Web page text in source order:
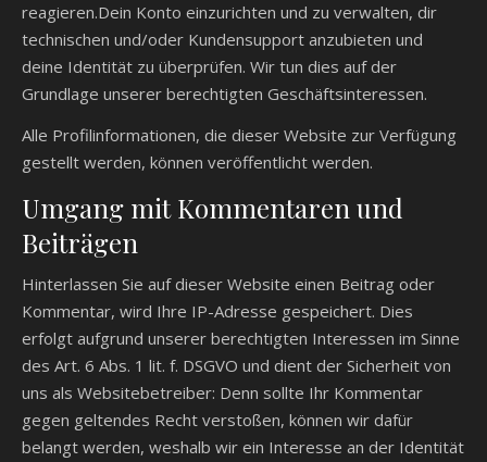
reagieren.Dein Konto einzurichten und zu verwalten, dir
technischen und/oder Kundensupport anzubieten und
deine Identität zu überprüfen. Wir tun dies auf der
Grundlage unserer berechtigten Geschäftsinteressen.
Alle Profilinformationen, die dieser Website zur Verfügung
gestellt werden, können veröffentlicht werden.
Umgang mit Kommentaren und
Beiträgen
Hinterlassen Sie auf dieser Website einen Beitrag oder
Kommentar, wird Ihre IP-Adresse gespeichert. Dies
erfolgt aufgrund unserer berechtigten Interessen im Sinne
des Art. 6 Abs. 1 lit. f. DSGVO und dient der Sicherheit von
uns als Websitebetreiber: Denn sollte Ihr Kommentar
gegen geltendes Recht verstoßen, können wir dafür
belangt werden, weshalb wir ein Interesse an der Identität